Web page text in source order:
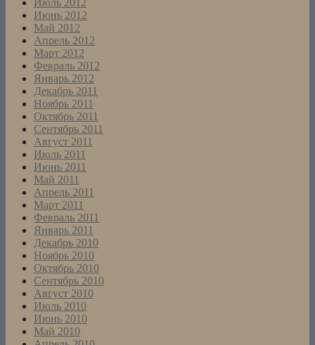
Июль 2012
Июнь 2012
Май 2012
Апрель 2012
Март 2012
Февраль 2012
Январь 2012
Декабрь 2011
Ноябрь 2011
Октябрь 2011
Сентябрь 2011
Август 2011
Июль 2011
Июнь 2011
Май 2011
Апрель 2011
Март 2011
Февраль 2011
Январь 2011
Декабрь 2010
Ноябрь 2010
Октябрь 2010
Сентябрь 2010
Август 2010
Июль 2010
Июнь 2010
Май 2010